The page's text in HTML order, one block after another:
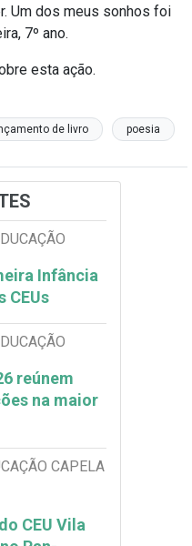
Um dos meus sonhos foi
7º ano.
esta ação.
de livro poesia
Infância
CEUs
reúnem
na maior
CAPELA
CEU Vila